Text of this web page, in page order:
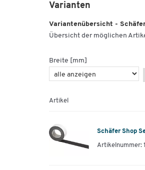
Varianten
Variantenübersicht -
Übersicht der möglichen
Breite [mm]
Artikel
Schäfer Shop
Artikelnummer: